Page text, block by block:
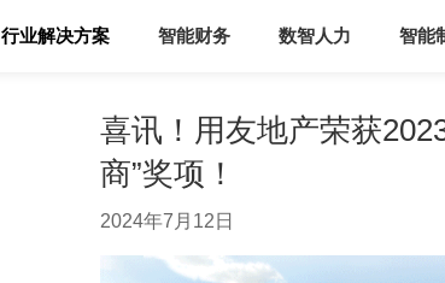
行业解决方案 智能财务 数智人力 智能
喜讯！用友地产荣获
商”奖项！
2024年7月12日